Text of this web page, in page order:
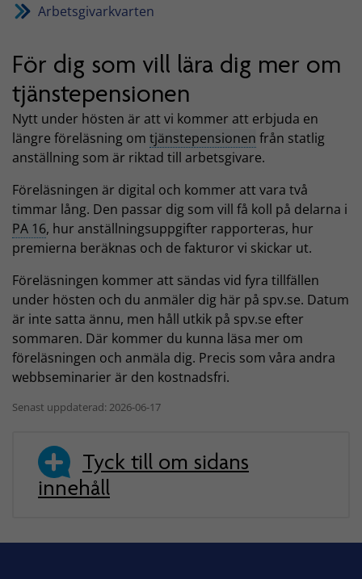
Arbetsgivarkvarten
För dig som vill lära dig mer om
tjänstepensionen
Nytt under hösten är att vi kommer att erbjuda en
längre föreläsning om tjänstepensionen från statlig
anställning som är riktad till arbetsgivare.
Föreläsningen är digital och kommer att vara två
timmar lång. Den passar dig som vill få koll på delarna i
PA 16, hur anställningsuppgifter rapporteras, hur
premierna beräknas och de fakturor vi skickar ut.
Föreläsningen kommer att sändas vid fyra tillfällen
under hösten och du anmäler dig här på spv.se. Datum
är inte satta ännu, men håll utkik på spv.se efter
sommaren. Där kommer du kunna läsa mer om
föreläsningen och anmäla dig. Precis som våra andra
webbseminarier är den kostnadsfri.
Senast uppdaterad: 2026-06-17
Tyck till om sidans
innehåll